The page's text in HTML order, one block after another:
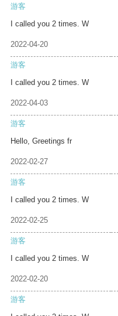
游客
I called you 2 times. W
2022-04-20
游客
I called you 2 times. W
2022-04-03
游客
Hello, Greetings fr
2022-02-27
游客
I called you 2 times. W
2022-02-25
游客
I called you 2 times. W
2022-02-20
游客